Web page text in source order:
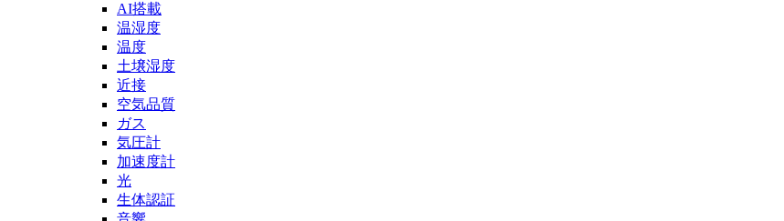
AI搭載
温湿度
温度
土壌湿度
近接
空気品質
ガス
気圧計
加速度計
光
生体認証